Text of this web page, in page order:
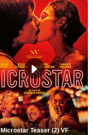
Microstar Teaser (2) VF